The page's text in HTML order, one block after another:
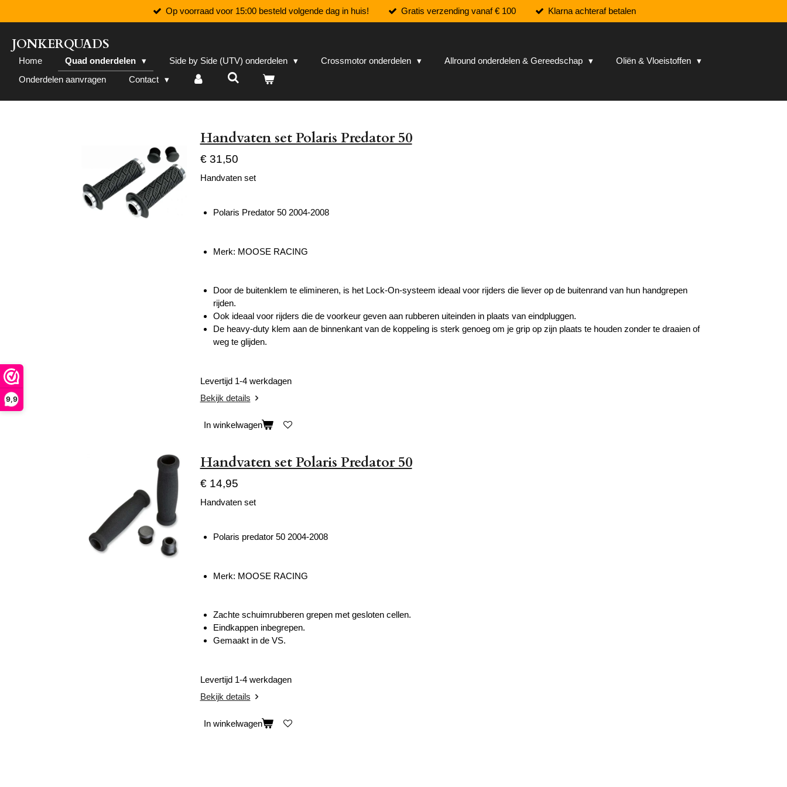
9,9
direct
naar
de
hoofdinhoud
Op voorraad voor 15:00 besteld volgende dag in huis! Gratis verzending vanaf € 100 Klarna achteraf betalen
JONKERQUADS
Home Quad onderdelen Side by Side (UTV) onderdelen Crossmotor onderdelen Allround onderdelen & Gereedschap
Oliën & Vloeistoffen
Onderdelen aanvragen
Contact
Handvaten set Polaris Predator 50
€ 31,50
Handvaten set
Polaris Predator 50 2004-2008
Merk: MOOSE RACING
Door de buitenklem te elimineren, is het Lock-On-systeem ideaal voor rijders die liever op de buitenrand van hun handgrepen
rijden.
Ook ideaal voor rijders die de voorkeur geven aan rubberen uiteinden in plaats van eindpluggen.
De heavy-duty klem aan de binnenkant van de koppeling is sterk genoeg om je grip op zijn plaats te houden zonder te draaien of
weg te glijden.
Levertijd 1-4 werkdagen
Bekijk details
In winkelwagen
Handvaten set Polaris Predator 50
€ 14,95
Handvaten set
Polaris predator 50 2004-2008
Merk: MOOSE RACING
Zachte schuimrubberen grepen met gesloten cellen.
Eindkappen inbegrepen.
Gemaakt in de VS.
Levertijd 1-4 werkdagen
Bekijk details
In winkelwagen